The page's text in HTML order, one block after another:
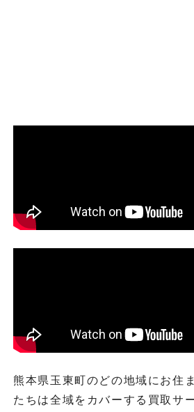
熊本県玉東町のどの地域にお住
たちは全域をカバーする買取サ